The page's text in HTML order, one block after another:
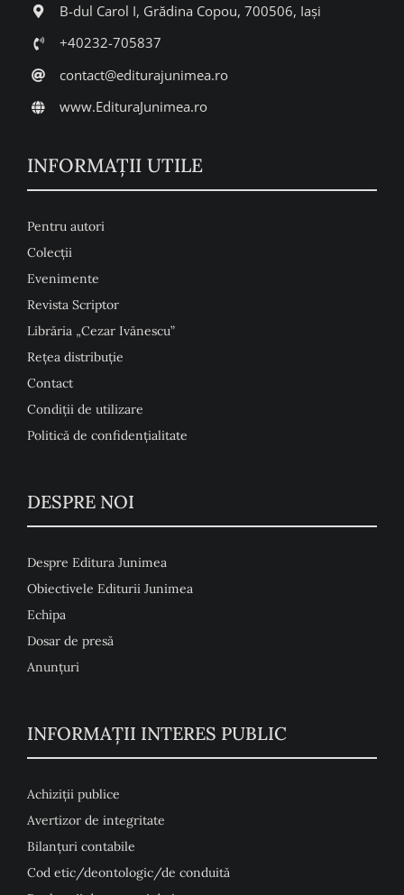
B-dul Carol I, Grădina Copou, 700506, Iași
+40232-705837
contact@editurajunimea.ro
www.EdituraJunimea.ro
INFORMAŢII UTILE
Pentru autori
Colecţii
Evenimente
Revista Scriptor
Librăria „Cezar Ivănescu”
Rețea distribuție
Contact
Condiţii de utilizare
Politică de confidențialitate
DESPRE NOI
Despre Editura Junimea
Obiectivele Editurii Junimea
Echipa
Dosar de presă
Anunţuri
INFORMAȚII INTERES PUBLIC
Achiziții publice
Avertizor de integritate
Bilanțuri contabile
Cod etic/deontologic/de conduită